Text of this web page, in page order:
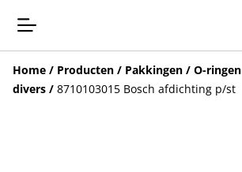
Home / Producten / Pakkingen / O-ringen
divers / 8710103015 Bosch afdichting p/st